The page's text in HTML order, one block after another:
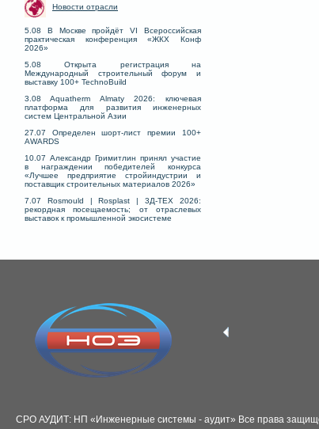
Новости отрасли
5.08 В Москве пройдёт VI Всероссийская
практическая конференция «ЖКХ Конф
2026»
5.08 Открыта регистрация на
Международный строительный форум и
выставку 100+ TechnoBuild
3.08 Aquatherm Almaty 2026: ключевая
платформа для развития инженерных
систем Центральной Азии
27.07 Определен шорт-лист премии 100+
AWARDS
10.07 Александр Гримитлин принял участие
в награждении победителей конкурса
«Лучшее предприятие стройиндустрии и
поставщик строительных материалов 2026»
7.07 Rosmould | Rosplast | 3Д-ТЕХ 2026:
рекордная посещаемость; от отраслевых
выставок к промышленной экосистеме
СРО АУДИТ: НП «Инженерные системы - аудит» Все права